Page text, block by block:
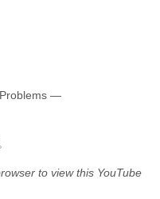
—
to view this YouTube